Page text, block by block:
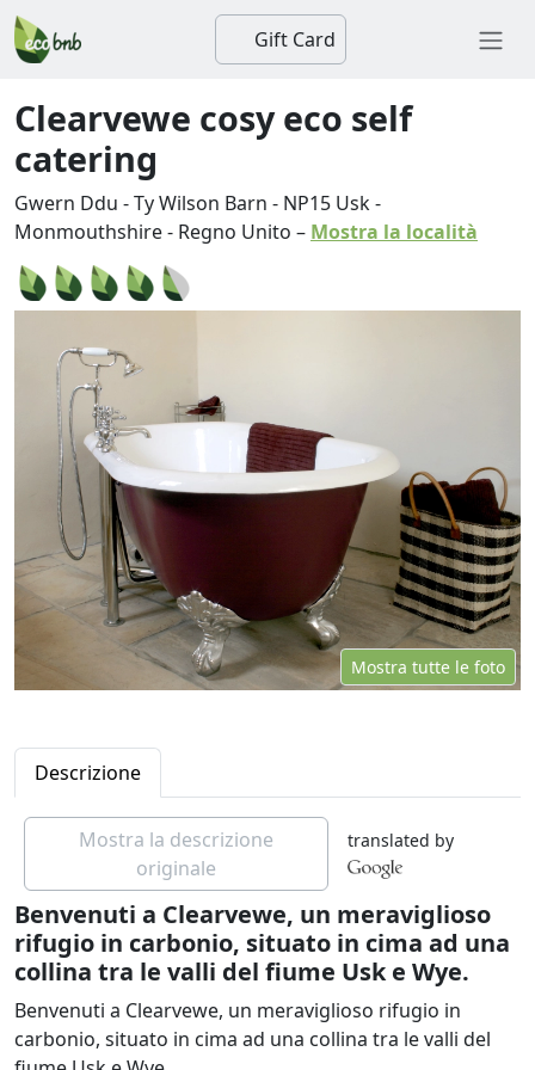
Gift Card
Clearvewe cosy eco self
catering
Gwern Ddu - Ty Wilson Barn - NP15 Usk-
Monmouthshire- Regno Unito – Mostra la località
Mostra tutte le foto
Descrizione
Mostra la descrizione
originale
translated by
Benvenuti a Clearvewe, un meraviglioso
rifugio in carbonio, situato in cima ad una
collina tra le valli del fiume Usk e Wye.
Benvenuti a Clearvewe, un meraviglioso rifugio in
carbonio, situato in cima ad una collina tra le valli del